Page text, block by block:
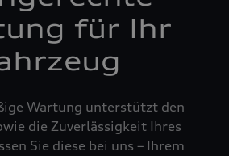
für Ihr
Wartung unterstützt den
die Zuverlässigkeit Ihres
Sie diese bei uns – Ihrem